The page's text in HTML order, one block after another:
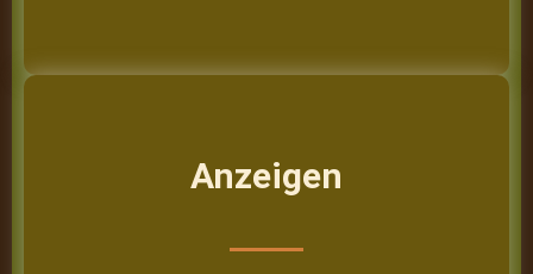
Anzeigen